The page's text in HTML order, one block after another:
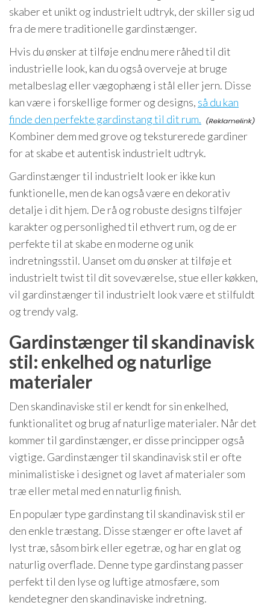
skaber et unikt og industrielt udtryk, der skiller sig ud
fra de mere traditionelle gardinstænger.
Hvis du ønsker at tilføje endnu mere råhed til dit
industrielle look, kan du også overveje at bruge
metalbeslag eller vægophæng i stål eller jern. Disse
kan være i forskellige former og designs, så du kan
finde den perfekte gardinstang til dit rum.
Kombiner dem med grove og teksturerede gardiner
for at skabe et autentisk industrielt udtryk.
Gardinstænger til industrielt look er ikke kun
funktionelle, men de kan også være en dekorativ
detalje i dit hjem. De rå og robuste designs tilføjer
karakter og personlighed til ethvert rum, og de er
perfekte til at skabe en moderne og unik
indretningsstil. Uanset om du ønsker at tilføje et
industrielt twist til dit soveværelse, stue eller køkken,
vil gardinstænger til industrielt look være et stilfuldt
og trendy valg.
Gardinstænger til skandinavisk
stil: enkelhed og naturlige
materialer
Den skandinaviske stil er kendt for sin enkelhed,
funktionalitet og brug af naturlige materialer. Når det
kommer til gardinstænger, er disse principper også
vigtige. Gardinstænger til skandinavisk stil er ofte
minimalistiske i designet og lavet af materialer som
træ eller metal med en naturlig finish.
En populær type gardinstang til skandinavisk stil er
den enkle træstang. Disse stænger er ofte lavet af
lyst træ, såsom birk eller egetræ, og har en glat og
naturlig overflade. Denne type gardinstang passer
perfekt til den lyse og luftige atmosfære, som
kendetegner den skandinaviske indretning.